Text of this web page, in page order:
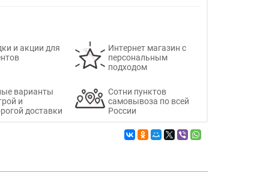
и акции для
Интернет магазин с
персональным
подходом
варианты
и
доставки
Сотни пунктов
самовывоза по всей
России